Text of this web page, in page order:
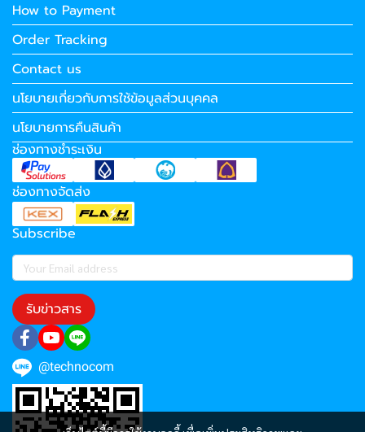
How to Payment
Order Tracking
Contact us
นโยบายเกี่ยวกับการใช้ข้อมูลส่วนบุคคล
นโยบายการคืนสินค้า
ช่องทางชำระเงิน
ช่องทางจัดส่ง
Subscribe
รับข่าวสาร
@technocom